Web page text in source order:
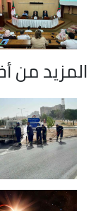
المزيد من